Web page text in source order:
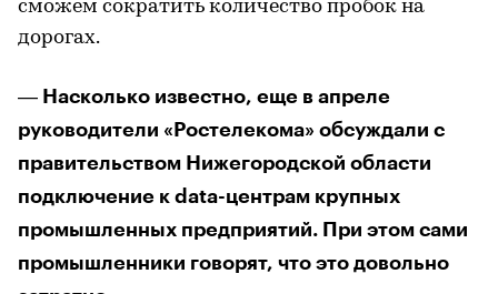
сможем сократить количество пробок на
дорогах.
— Насколько известно, еще в апреле
руководители «Ростелекома» обсуждали с
правительством Нижегородской области
подключение к data-центрам крупных
промышленных предприятий. При этом сами
промышленники говорят, что это довольно